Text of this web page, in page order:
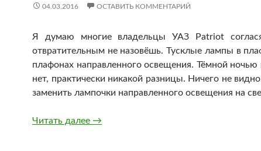
04.03.2016 ОСТАВИТЬ КОММЕНТАРИЙ
Я думаю многие владельцы УАЗ Patriot
отвратительным не назовёшь. Тусклые лампы в
плафонах направленного освещения. Тёмной
нет, практически никакой разницы. Ничего не
заменить лампочки направленного освещения на
Читать далее Замена лампочек в салоне УАЗ Patriot
→